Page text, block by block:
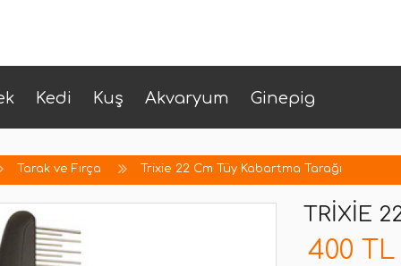
Kedi Kuş Akvaryum Ginepig
Tarak ve Fırça Trixie 22 Cm Tüy Kabartma Tarağı
TRIXIE
400 TL